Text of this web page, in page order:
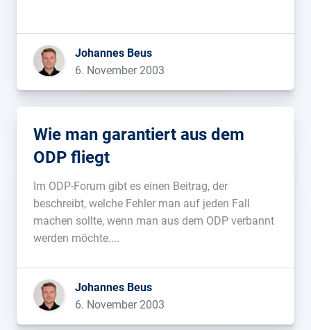
Johannes Beus
6. November 2003
Wie man garantiert aus dem
ODP fliegt
Im ODP-Forum gibt es einen Beitrag, der
beschreibt, welche Fehler man auf jeden Fall
machen sollte, wenn man aus dem ODP verbannt
werden möchte....
Johannes Beus
6. November 2003